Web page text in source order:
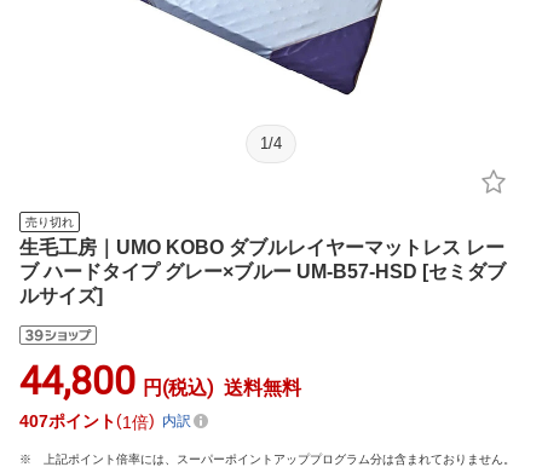
1 /4
売り切れ
生毛工房｜UMO KOBO ダブルレイヤーマットレス レー
ブ ハードタイプ グレー×ブルー UM-B57-HSD [セミダブ
ルサイズ]
44,800 円(税込) 送料無料
407ポイント 1倍 内訳
上記ポイント倍率には、スーパーポイントアッププログラム分は含まれておりません。